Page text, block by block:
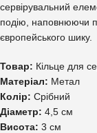
сервірувальний
подію, наповнюючи
європейського шику.
Товар: Кільце для
Матеріал: Метал
Колір: Срібний
Діаметр: 4,5 см
Висота: 3 см